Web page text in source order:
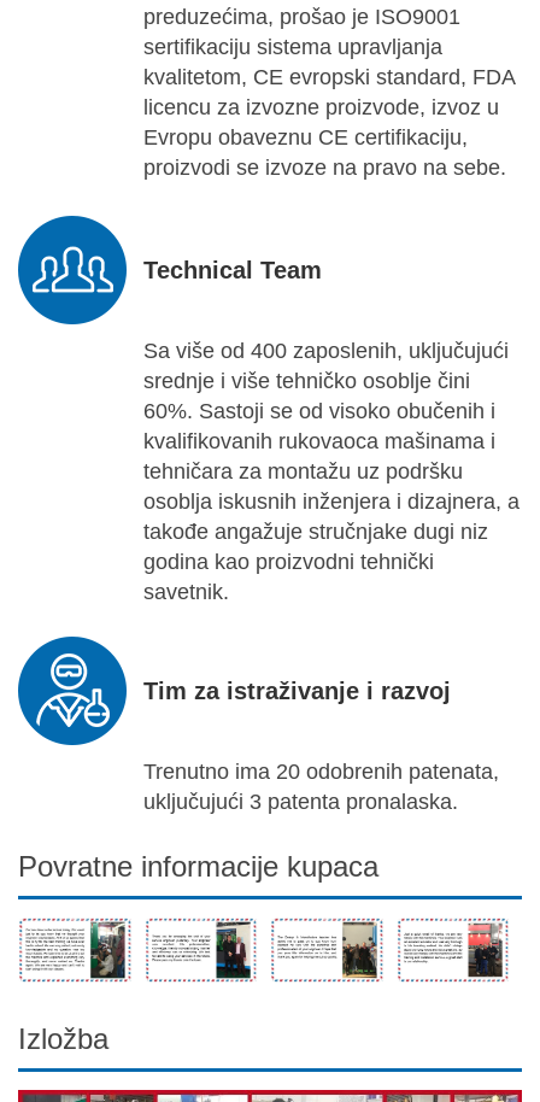
preduzećima, prošao je ISO9001
sertifikaciju sistema upravljanja
kvalitetom, CE evropski standard, FDA
licencu za izvozne proizvode, izvoz u
Evropu obaveznu CE certifikaciju,
proizvodi se izvoze na pravo na sebe.
Technical Team
Sa više od 400 zaposlenih, uključujući
srednje i više tehničko osoblje čini
60%. Sastoji se od visoko obučenih i
kvalifikovanih rukovaoca mašinama i
tehničara za montažu uz podršku
osoblja iskusnih inženjera i dizajnera, a
takođe angažuje stručnjake dugi niz
godina kao proizvodni tehnički
savetnik.
Tim za istraživanje i razvoj
Trenutno ima 20 odobrenih patenata,
uključujući 3 patenta pronalaska.
Povratne informacije kupaca
Izložba